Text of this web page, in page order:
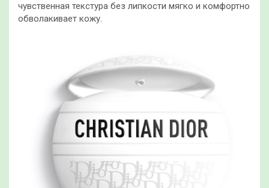
чувственная текстура без липкости мягко и комфортно
обволакивает кожу.